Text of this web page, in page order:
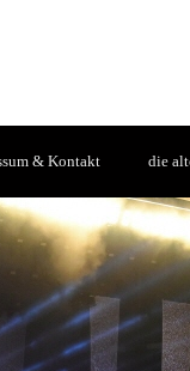
& Kontakt die